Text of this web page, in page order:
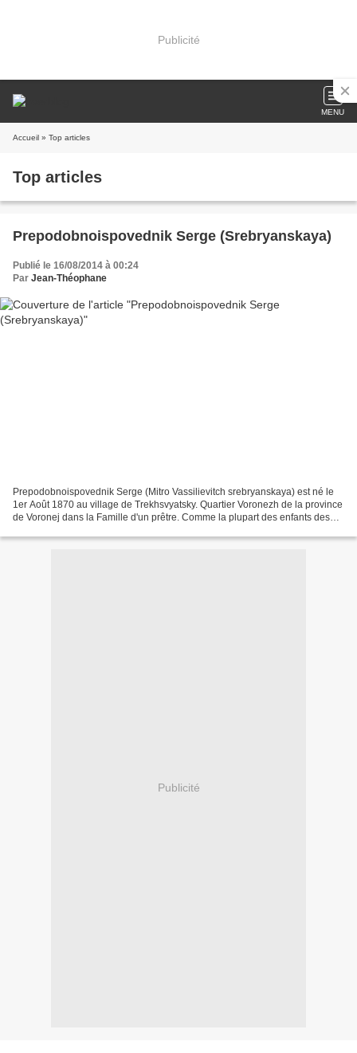
Publicité
MENU
Accueil » Top articles
Top articles
Prepodobnoispovednik Serge (Srebryanskaya)
Publié le 16/08/2014 à 00:24
Par Jean-Théophane
Prepodobnoispovednik Serge (Mitro Vassilievitch srebryanskaya) est né le
1er Août 1870 au village de Trekhsvyatsky. Quartier Voronezh de la province
de Voronej dans la Famille d'un prêtre. Comme la plupart des enfants des
Publicité